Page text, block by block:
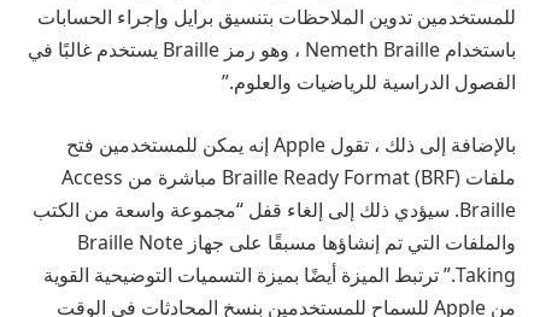
للمستخدمين تدوين الملاحظات بتنسيق برايل وإجراء الحسابات
باستخدام Nemeth Braille ، وهو رمز Braille يستخدم غالبًا في
الفصول الدراسية للرياضيات والعلوم.”
بالإضافة إلى ذلك ، تقول Apple إنه يمكن للمستخدمين فتح
ملفات Braille Ready Format (BRF) مباشرة من Access
Braille. سيؤدي ذلك إلى إلغاء قفل “مجموعة واسعة من الكتب
والملفات التي تم إنشاؤها مسبقًا على جهاز Braille Note
Taking.” ترتبط الميزة أيضًا بميزة التسميات التوضيحية القوية
من Apple للسماح للمستخدمين بنسخ المحادثات في الوقت